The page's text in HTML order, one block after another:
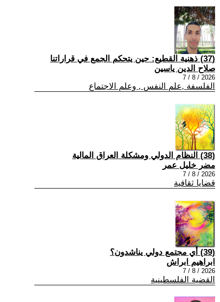
(37) ذهنية القطيع: حين يتحكم الجمع في قراراتنا
صلاح الدين ياسين
2026 / 8 / 7
الفلسفة ,علم النفس , وعلم الاجتماع
(38) النظام الدولي ومشكلة العراق المالية
مضر خليل عمر
2026 / 8 / 7
قضايا ثقافية
(39) أي مجتمع دولي يناشدون؟
ابراهيم ابراش
2026 / 8 / 7
القضية الفلسطينية